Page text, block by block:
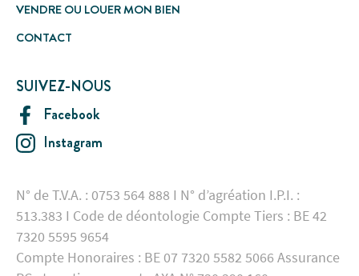
VENDRE OU LOUER MON BIEN
CONTACT
SUIVEZ-NOUS
Facebook
Instagram
N° de T.V.A. : 0753 564 888 I N° d’agréation I.P.I. :
513.383 I Code de déontologie Compte Tiers : BE 42
7320 5595 9654
Compte Honoraires : BE 07 7320 5582 5066 Assurance